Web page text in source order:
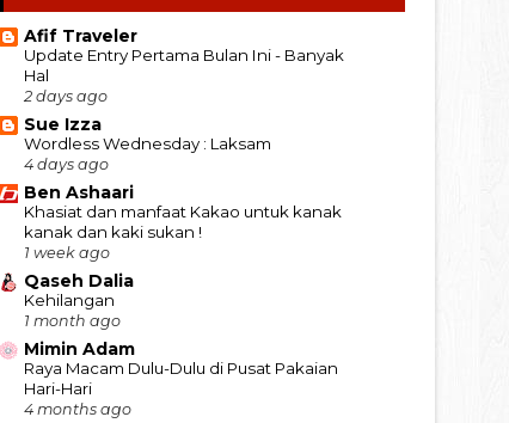
Afif Traveler
Update Entry Pertama Bulan Ini - Banyak
Hal
2 days ago
Sue Izza
Wordless Wednesday : Laksam
4 days ago
Ben Ashaari
Khasiat dan manfaat Kakao untuk kanak
kanak dan kaki sukan !
1 week ago
Qaseh Dalia
Kehilangan
1 month ago
Mimin Adam
Raya Macam Dulu-Dulu di Pusat Pakaian
Hari-Hari
4 months ago